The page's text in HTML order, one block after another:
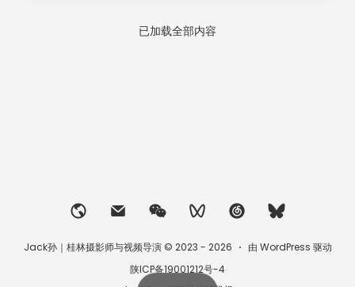
已加载全部内容
Jack孙｜桂林摄影师与视频导演 © 2023 - 2026
由 WordPress 驱动
陕ICP备19001212号-4